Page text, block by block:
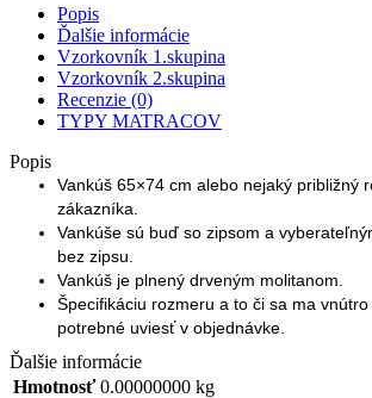
Popis
Ďalšie informácie
Vzorkovník 1.skupina
Vzorkovník 2.skupina
Recenzie (0)
TYPY MATRACOV
Popis
Vankúš 65×74 cm alebo nejaký približný
zákazníka.
Vankúše sú buď so zipsom a
bez zipsu.
Vankúš je plnený drveným molitanom.
Špecifikáciu rozmeru a to či sa ma
potrebné uviesť v objednávke.
Ďalšie informácie
Hmotnosť 0.00000000 kg